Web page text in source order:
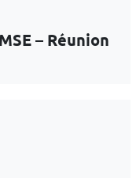
– Réunion